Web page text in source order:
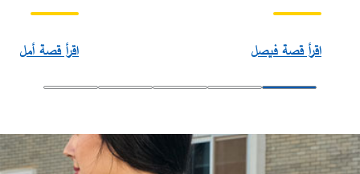
اقرأ قصة فيصل اقرأ قصة أمل